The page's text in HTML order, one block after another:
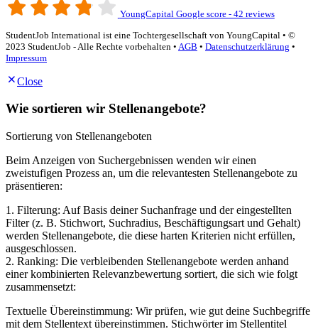
YoungCapital Google score - 42 reviews
StudentJob International ist eine Tochtergesellschaft von YoungCapital • ©
2023 StudentJob - Alle Rechte vorbehalten • AGB • Datenschutzerklärung •
Impressum
Close
Wie sortieren wir Stellenangebote?
Sortierung von Stellenangeboten
Beim Anzeigen von Suchergebnissen wenden wir einen
zweistufigen Prozess an, um die relevantesten Stellenangebote zu
präsentieren:
1. Filterung: Auf Basis deiner Suchanfrage und der eingestellten
Filter (z. B. Stichwort, Suchradius, Beschäftigungsart und Gehalt)
werden Stellenangebote, die diese harten Kriterien nicht erfüllen,
ausgeschlossen.
2. Ranking: Die verbleibenden Stellenangebote werden anhand
einer kombinierten Relevanzbewertung sortiert, die sich wie folgt
zusammensetzt:
Textuelle Übereinstimmung: Wir prüfen, wie gut deine Suchbegriffe
mit dem Stellentext übereinstimmen. Stichwörter im Stellentitel